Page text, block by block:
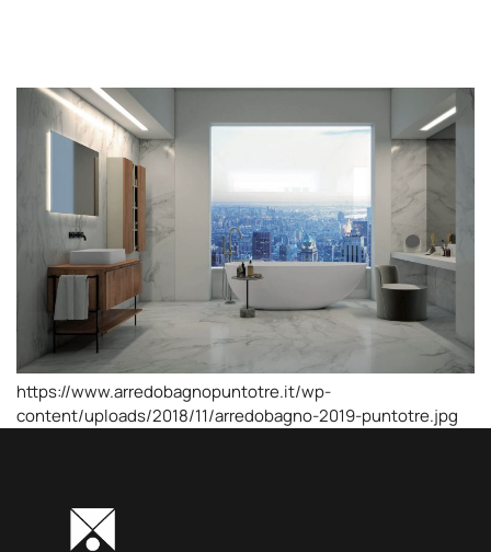
https://www.arredobagnopuntotre.it/wp-
content/uploads/2018/11/arredobagno-2019-puntotre.jpg